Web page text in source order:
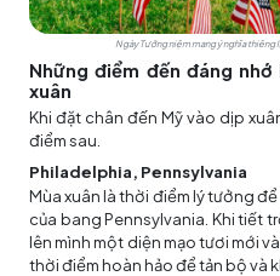
Ngày Tưởng niệm mang ý nghĩa
Những điểm đến đáng
xuân
Khi đặt chân đến Mỹ vào dịp
điểm sau.
Philadelphia, Pennsylvania
Mùa xuân là thời điểm lý tưởng
của bang Pennsylvania. Khi tiết
lên mình một diện mạo tươi mới
thời điểm hoàn hảo để tản bộ và